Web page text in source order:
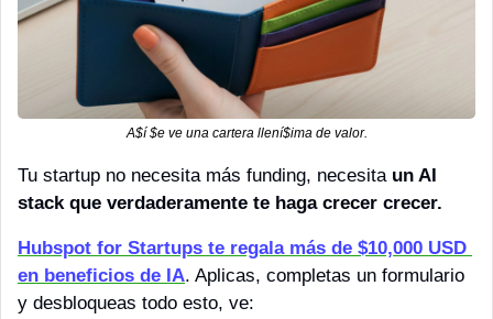
A$í $e ve una cartera llení$ima de valor.
Tu startup no necesita más funding, necesita un AI
stack que verdaderamente te haga crecer crecer.
Hubspot for Startups te regala más de $10,000 USD
en beneficios de IA. Aplicas, completas un formulario
y desbloqueas todo esto, ve: